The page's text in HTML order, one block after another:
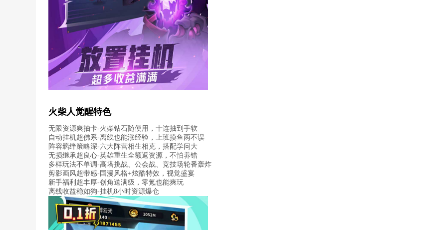
火柴人觉醒特色
无限资源爽抽卡-火柴钻石随便用，十连抽到手软
自动挂机超佛系-离线也能涨经验，上班摸鱼两不误
阵容羁绊策略深-六大阵营相生相克，搭配学问大
无损继承超良心-英雄重生全额返资源，不怕养错
多样玩法不单调-高塔挑战、公会战、竞技场轮番轰炸
剪影画风超带感-国漫风格+炫酷特效，视觉盛宴
新手福利超丰厚-创角送满级，零氪也能爽玩
离线收益稳如狗-挂机8小时资源爆仓